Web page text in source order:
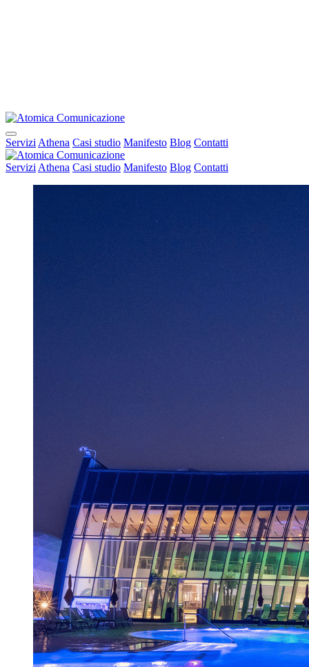
Servizi Athena Casi studio Manifesto Blog Contatti
Servizi Athena Casi studio Manifesto Blog Contatti